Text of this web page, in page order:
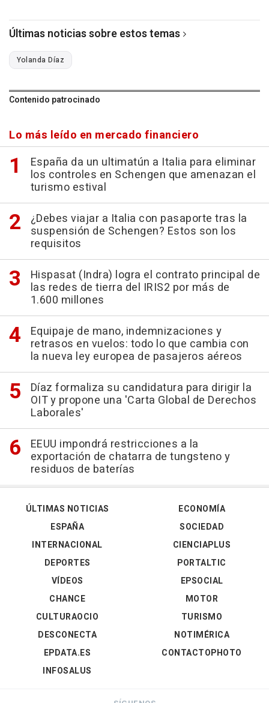
Últimas noticias sobre estos temas
Yolanda Díaz
Contenido patrocinado
Lo más leído en mercado financiero
España da un ultimatún a Italia para eliminar
los controles en Schengen que amenazan el
turismo estival
¿Debes viajar a Italia con pasaporte tras la
suspensión de Schengen? Estos son los
requisitos
Hispasat (Indra) logra el contrato principal de
las redes de tierra del IRIS2 por más de
1.600 millones
Equipaje de mano, indemnizaciones y
retrasos en vuelos: todo lo que cambia con
la nueva ley europea de pasajeros aéreos
Díaz formaliza su candidatura para dirigir la
OIT y propone una 'Carta Global de Derechos
Laborales'
EEUU impondrá restricciones a la
exportación de chatarra de tungsteno y
residuos de baterías
ÚLTIMAS NOTICIAS
ESPAÑA
INTERNACIONAL
DEPORTES
VÍDEOS
ECONOMÍA
SOCIEDAD
CIENCIAPLUS
PORTALTIC
EPSOCIAL
CHANCE
CULTURAOCIO
DESCONECTA
EPDATA.ES
INFOSALUS
MOTOR
TURISMO
NOTIMÉRICA
CONTACTOPHOTO